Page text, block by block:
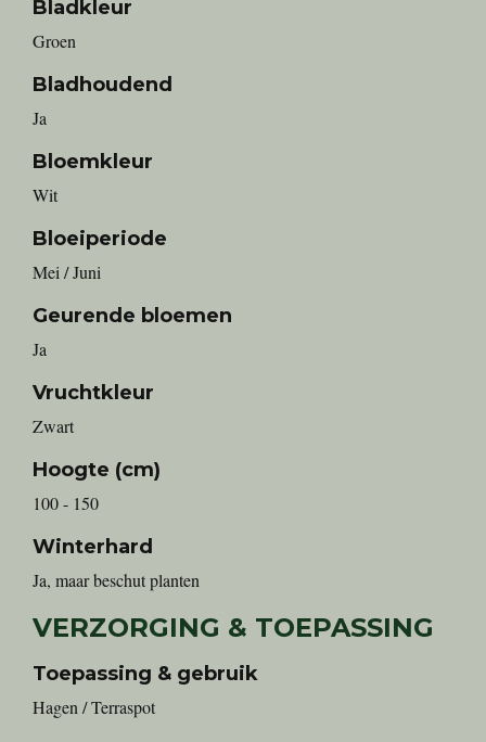
Bladkleur
Groen
Bladhoudend
Ja
Bloemkleur
Wit
Bloeiperiode
Mei / Juni
Geurende bloemen
Ja
Vruchtkleur
Zwart
Hoogte (cm)
100 - 150
Winterhard
Ja, maar beschut planten
VERZORGING & TOEPASSING
Toepassing & gebruik
Hagen / Terraspot